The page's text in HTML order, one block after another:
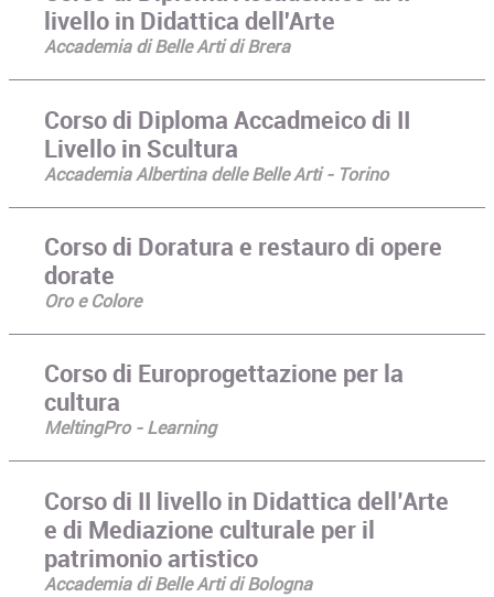
livello in Didattica dell'Arte
Accademia di Belle Arti di Brera
Corso di Diploma Accadmeico di II
Livello in Scultura
Accademia Albertina delle Belle Arti - Torino
Corso di Doratura e restauro di opere
dorate
Oro e Colore
Corso di Europrogettazione per la
cultura
MeltingPro - Learning
Corso di II livello in Didattica dell’Arte
e di Mediazione culturale per il
patrimonio artistico
Accademia di Belle Arti di Bologna